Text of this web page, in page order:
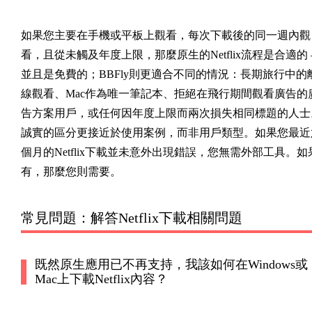
如果您主要在手機或平板上觀看，每次下載後的同一週內觀
看，且從未觸及年度上限，那麼原生的Netflix流程是合適
並且是免費的；BBFly則更適合不同的情況：長期旅行中的
線觀看、Mac作為唯一筆記本、拒絕在飛行期間觀看廣告的
告方案用戶，或任何因年度上限而兩次損失相同標題的人
誠實的區分更接近於使用案例，而非用戶類型。如果您最
個月的Netflix下載並未意外出現錯誤，您無需外部工具。如
有，那麼您則需要。
常見問題：解答Netflix下載相關問題
既然原生應用已不再支持，我該如何在Windows或
Mac上下載Netflix內容？